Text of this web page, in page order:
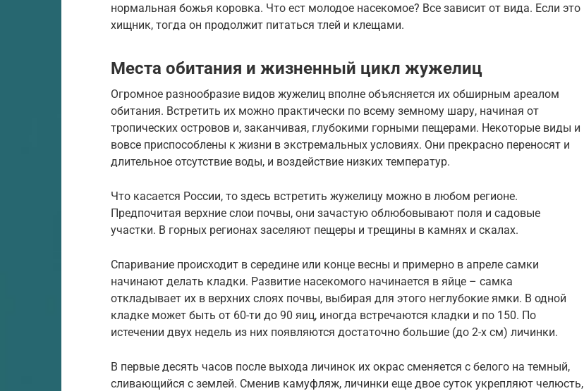
нормальная божья коровка. Что ест молодое насекомое? Все зависит от вида. Если это
хищник, тогда он продолжит питаться тлей и клещами.
Места обитания и жизненный цикл жужелиц
Огромное разнообразие видов жужелиц вполне объясняется их обширным ареалом
обитания. Встретить их можно практически по всему земному шару, начиная от
тропических островов и, заканчивая, глубокими горными пещерами. Некоторые виды и
вовсе приспособлены к жизни в экстремальных условиях. Они прекрасно переносят и
длительное отсутствие воды, и воздействие низких температур.
Что касается России, то здесь встретить жужелицу можно в любом регионе.
Предпочитая верхние слои почвы, они зачастую облюбовывают поля и садовые
участки. В горных регионах заселяют пещеры и трещины в камнях и скалах.
Спаривание происходит в середине или конце весны и примерно в апреле самки
начинают делать кладки. Развитие насекомого начинается в яйце – самка
откладывает их в верхних слоях почвы, выбирая для этого неглубокие ямки. В одной
кладке может быть от 60-ти до 90 яиц, иногда встречаются кладки и по 150. По
истечении двух недель из них появляются достаточно большие (до 2-х см) личинки.
В первые десять часов после выхода личинок их окрас сменяется с белого на темный,
сливающийся с землей. Сменив камуфляж, личинки еще двое суток укрепляют челюсть,